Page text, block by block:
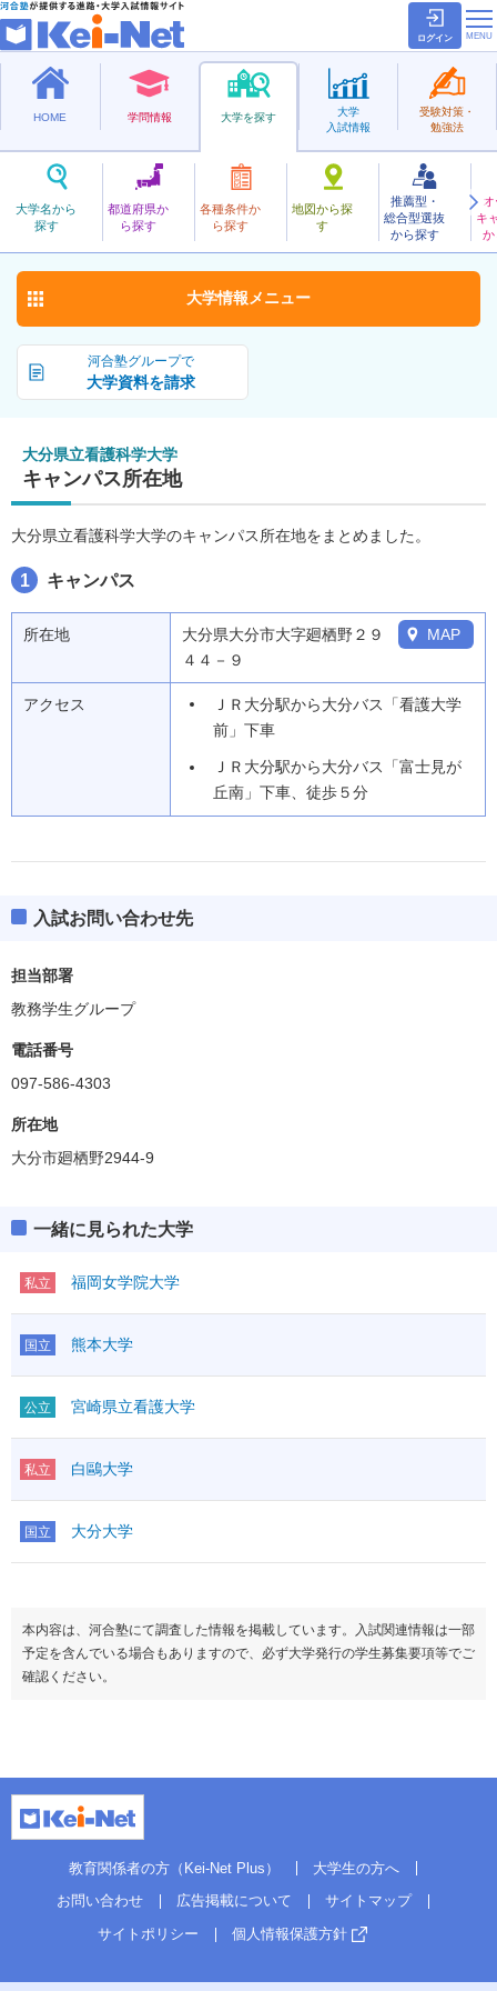
ログイン
HOME 学問情報 大学を探す
大学名から
探す
都道府県か
ら探す
各種条件か
ら探す
地図から探
す
推薦型・
総合型選抜
から探す
キ
か
大学
入試情報
受験対策・
勉強法
公立
おおいたけんりつかんごかがく
大分県立看護科学大学 お気に入り
河合塾グループで
大学資料を請求
大学情報 メニュー
大分県立看護科学大学
キャンパス所在地
大分県立看護科学大学のキャンパス所在地をまとめました。
1 キャンパス
所在地
大分県大分市大字廻栖野２９
４４－９
MAP
アクセス
ＪＲ大分駅から大分バス「看護大学
前」下車
ＪＲ大分駅から大分バス「富士見が
丘南」下車、徒歩５分
入試お問い合わせ先
担当部署
教務学生グループ
電話番号
097-586-4303
所在地
大分市廻栖野2944-9
一緒に見られた大学
私立 福岡女学院大学
国立 熊本大学
公立 宮崎県立看護大学
私立 白鷗大学
国立 大分大学
本内容は、河合塾にて調査した情報を掲載しています。入試関連情報は一部
予定を含んでいる場合もありますので、必ず大学発行の学生募集要項等でご
確認ください。
教育関係者の方（Kei-Net Plus）
大学生の方へ
お問い合わせ
広告掲載について
サイトマップ
サイトポリシー
個人情報保護方針